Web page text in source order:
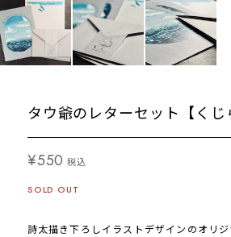
タウ爺のレターセット【くじ
¥550 税込
SOLD OUT
詩太描き下ろしイラストデザインのオリ